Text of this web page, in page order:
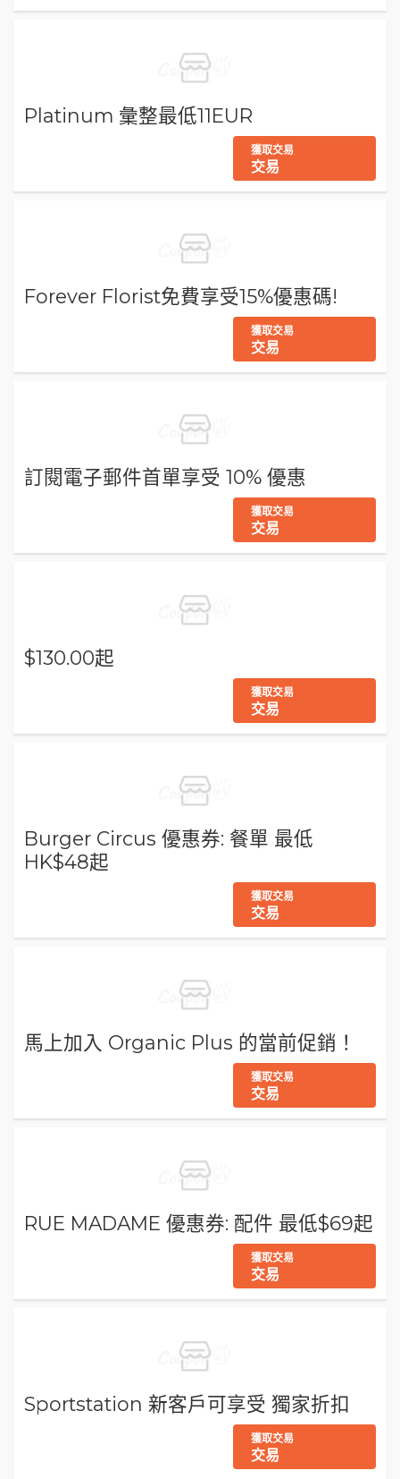
Platinum 彙整最低11EUR
獲取交易
交易
Forever Florist免費享受15%優惠碼!
獲取交易
交易
訂閱電子郵件首單享受 10% 優惠
獲取交易
交易
$130.00起
獲取交易
交易
Burger Circus 優惠券: 餐單 最低
HK$48起
獲取交易
交易
馬上加入 Organic Plus 的當前促銷！
獲取交易
交易
RUE MADAME 優惠券: 配件 最低$69起
獲取交易
交易
Sportstation 新客戶可享受 獨家折扣
獲取交易
交易